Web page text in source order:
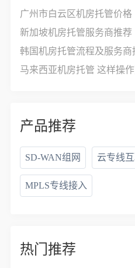
广州市白云区机房托管价格
新加坡机房托管服务商推荐
韩国机房托管流程及服务商
马来西亚机房托管 这样操
产品推荐
SD-WAN组网 云专线
MPLS专线接入
热门推荐